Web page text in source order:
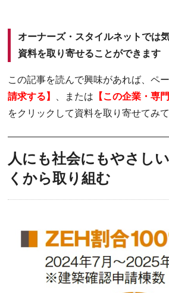
オーナーズ・スタイルネットでは
資料を取り寄せることができます
この記事を読んで興味があれば、ペ
請求する】
、または 【この企業・専
をクリックして資料を取り寄せてみて
人にも社会にもやさし
くから取り組む